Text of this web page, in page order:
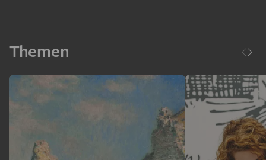
Themen